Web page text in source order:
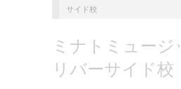
サイド校
ミナトミュー
リバーサイド校